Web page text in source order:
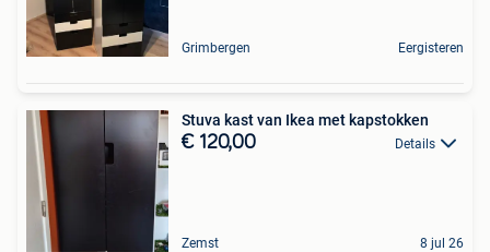
Grimbergen Eergisteren
Stuva kast van Ikea met kapstokken
€ 120,00 Details
Zemst 8 jul 26